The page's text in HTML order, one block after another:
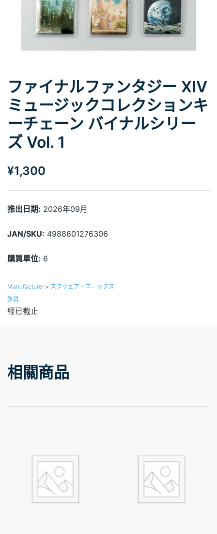
ファイナルファンタジー XIV
ミュージックコレクションキ
ーチェーン バイナルシリー
ズ Vol. 1
¥1,300
推出日期: 2026年09月
JAN/SKU: 4988601276306
購買單位: 6
Manufacturer > スクウェア・エニックス
雑貨
經已截止
相關商品